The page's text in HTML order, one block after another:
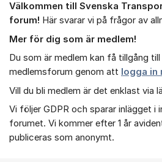
Om forumet
Välkommen till Svenska
forum! Här svarar vi på frågor av
Mer för dig som är medlem!
Du som är medlem kan få tillgång
medlemsforum genom att logga in
Vill du bli medlem är det enklast via
Vi följer GDPR och sparar inlägget i
forumet. Vi kommer efter 1 år
publiceras som anonymt.